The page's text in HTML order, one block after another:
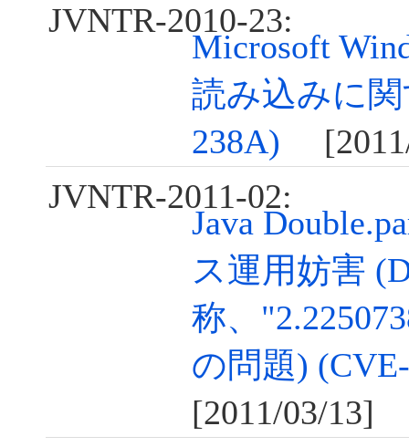
JVNTR-2010-23:
Microsoft
読み込みに
238A)
JVNTR-2011-02:
Java
ス運用妨害
称、
の問題)
[2011/03/13]